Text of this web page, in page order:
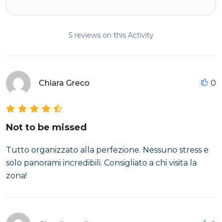
5 reviews on this Activity
Chiara Greco 0
Not to be missed
Tutto organizzato alla perfezione. Nessuno stress e
solo panorami incredibili. Consigliato a chi visita la
zona!